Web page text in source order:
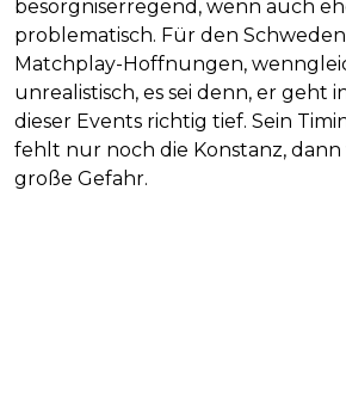
besorgniserregend, wenn auch
problematisch. Für den
Matchplay-Hoffnungen,
unrealistisch, es sei denn, er geht
dieser Events richtig tief. Sein
fehlt nur noch die Konstanz, dann
große Gefahr.